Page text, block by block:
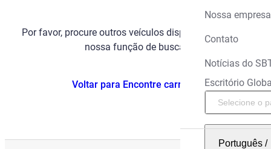
Nossa empresa
Contato
Notícias do
Escritório
Português/
Por favor, procure outros veículos disponíveis usando
nossa função de busca.
Voltar para Encontre carros